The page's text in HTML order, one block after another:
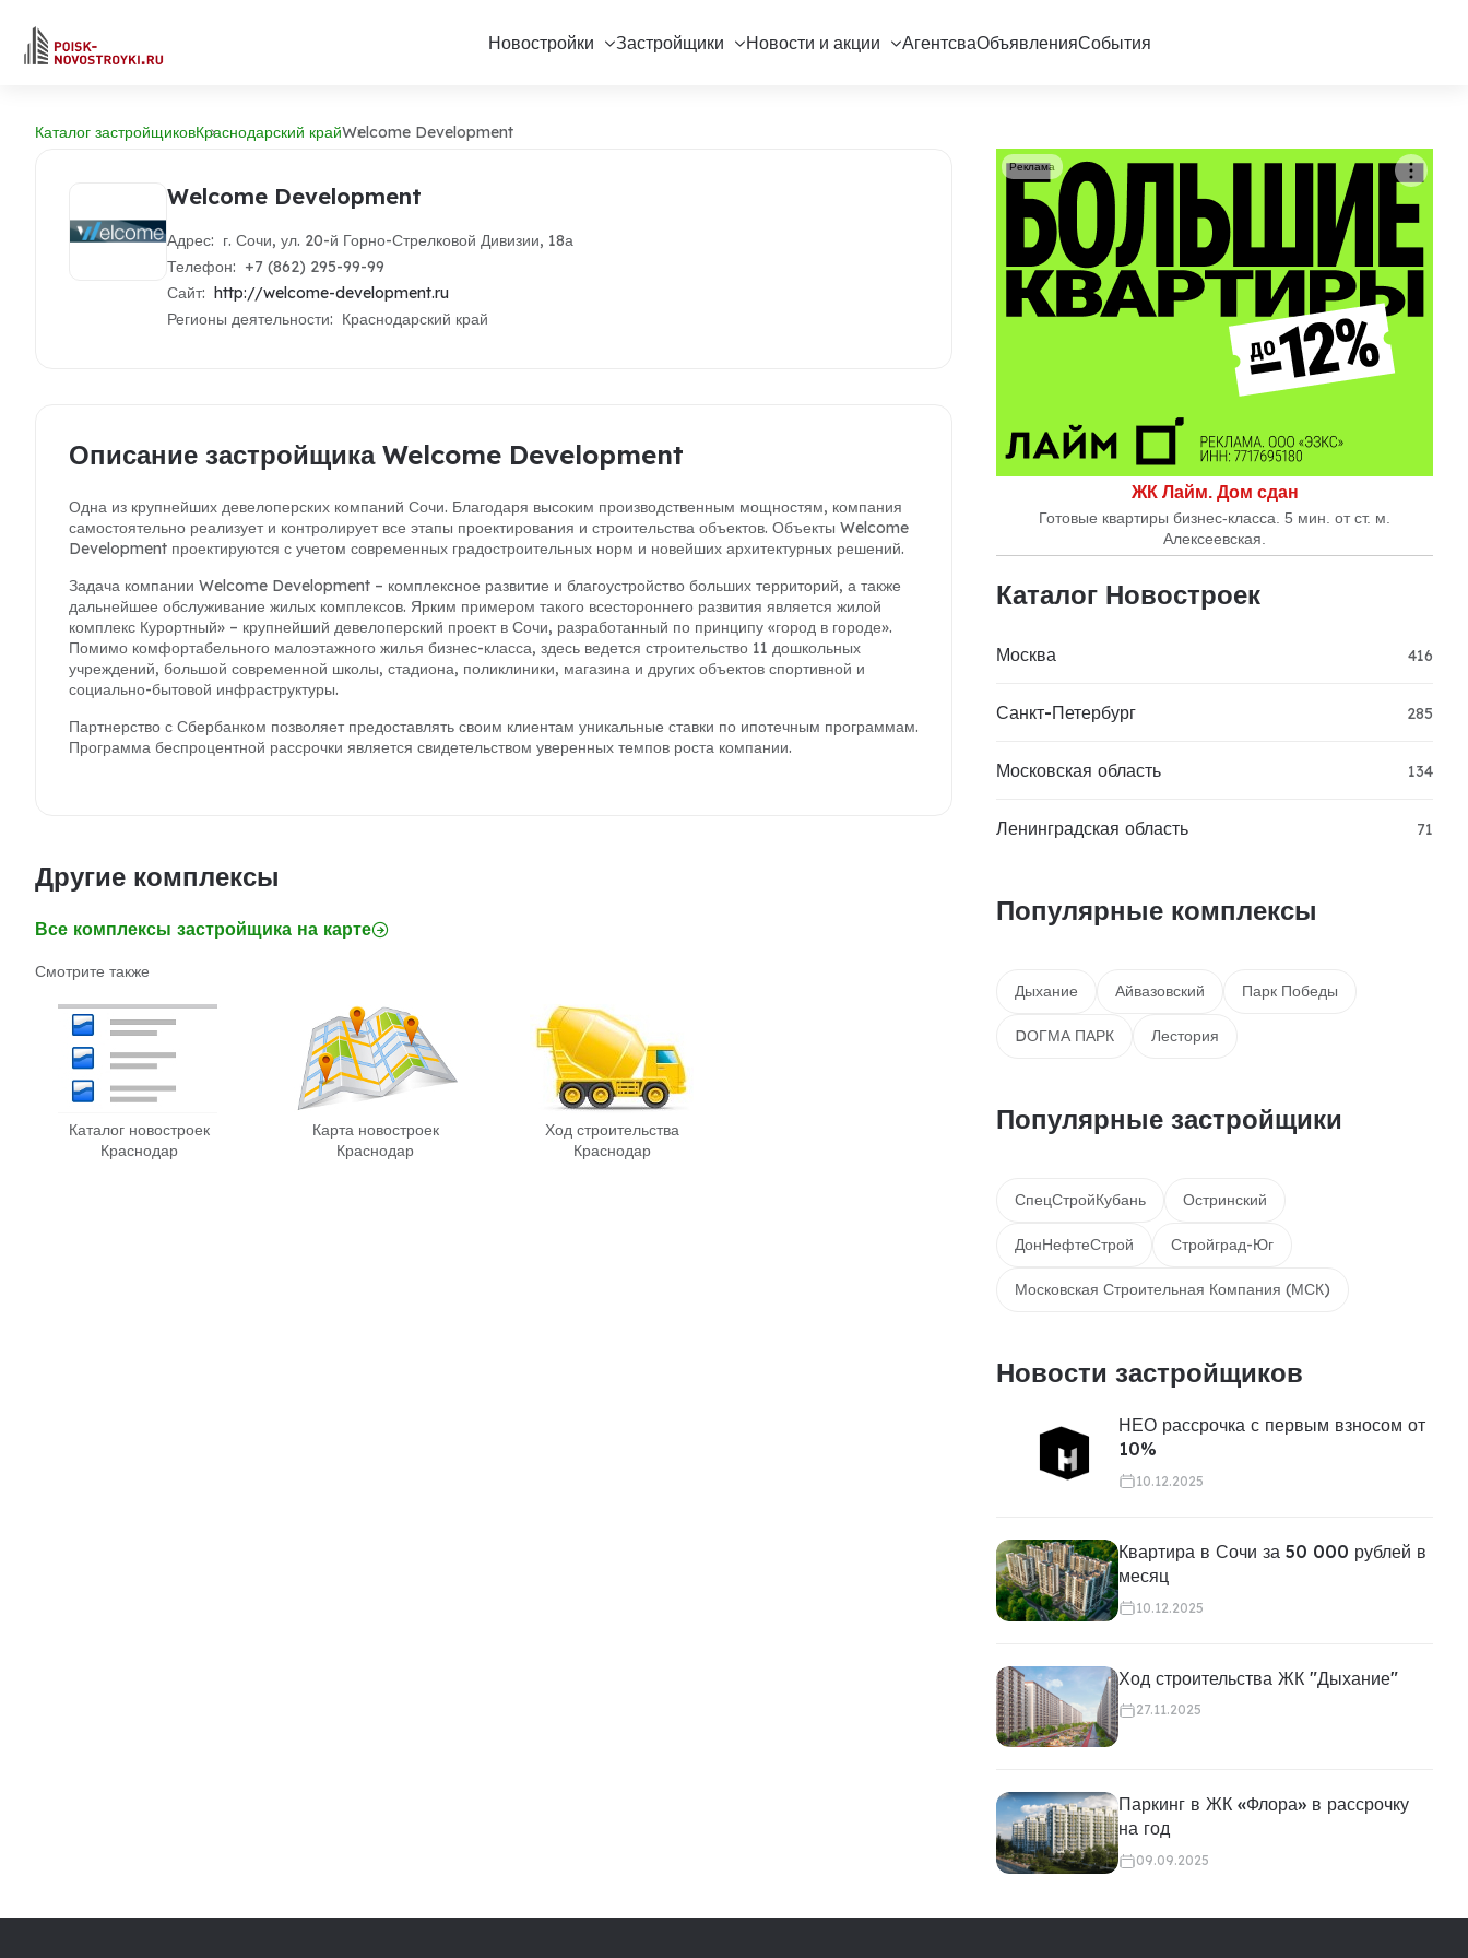
Новостройки Застройщики Новости и акции АгентсваОбъявленияСобытия
Каталог застройщиковКраснодарский крайWelcome Development
Welcome Development
Адрес: г. Сочи, ул. 20-й Горно-Стрелковой Дивизии, 18а
Телефон: +7 (862) 295-99-99
Сайт: http://welcome-development.ru
Регионы деятельности: Краснодарский край
Описание застройщика Welcome Development
Одна из крупнейших девелоперских компаний Сочи. Благодаря высоким производственным мощностям, компания
самостоятельно реализует и контролирует все этапы проектирования и строительства объектов. Объекты Welcome
Development проектируются с учетом современных градостроительных норм и новейших архитектурных решений.
Задача компании Welcome Development – комплексное развитие и благоустройство больших территорий, а также
дальнейшее обслуживание жилых комплексов. Ярким примером такого всестороннего развития является жилой
комплекс Курортный» – крупнейший девелоперский проект в Сочи, разработанный по принципу «город в городе».
Помимо комфортабельного малоэтажного жилья бизнес-класса, здесь ведется строительство 11 дошкольных
учреждений, большой современной школы, стадиона, поликлиники, магазина и других объектов спортивной и
социально-бытовой инфраструктуры.
Партнерство с Сбербанком позволяет предоставлять своим клиентам уникальные ставки по ипотечным программам.
Программа беспроцентной рассрочки является свидетельством уверенных темпов роста компании.
Другие комплексы
Все комплексы застройщика на карте
Смотрите также
Каталог новостроек
Краснодар
Карта новостроек
Краснодар
Ход строительства
Краснодар
ЖК Лайм. Дом сдан
Готовые квартиры бизнес-класса. 5 мин. от ст. м.
Алексеевская.
Реклама
Каталог Новостроек
Москва 416
Санкт-Петербург 285
Московская область 134
Ленинградская область 71
Популярные комплексы
Дыхание Айвазовский Парк Победы
DОГМА ПАРК Лестория
Популярные застройщики
СпецСтройКубань Остринский
ДонНефтеСтрой Стройград-Юг
Московская Строительная Компания (МСК)
Новости застройщиков
НЕО рассрочка с первым взносом от
10%
10.12.2025
Квартира в Сочи за 50 000 рублей в
месяц
10.12.2025
Ход строительства ЖК "Дыхание"
27.11.2025
Паркинг в ЖК «Флора» в рассрочку
на год
09.09.2025